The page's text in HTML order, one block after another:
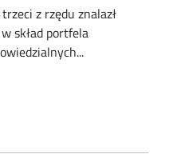
z rzędu znalazł
skład portfela